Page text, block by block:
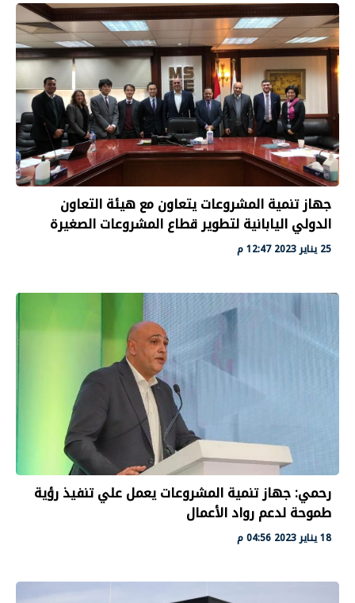
جهاز تنمية المشروعات يتعاون مع هيئة التعاون
الدولي اليابانية لتطوير قطاع المشروعات الصغيرة
25 يناير 2023 12:47 م
رحمي: جهاز تنمية المشروعات يعمل علي تنفيذ رؤية
طموحة لدعم رواد الأعمال
18 يناير 2023 04:56 م